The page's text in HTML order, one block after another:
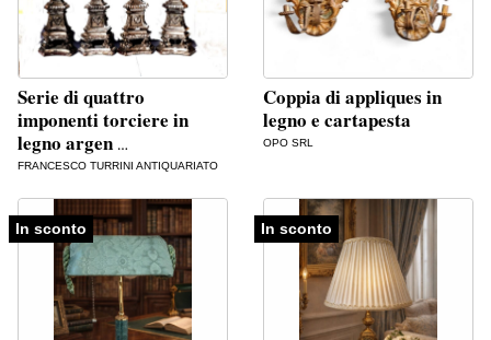
Serie di quattro
imponenti torciere in
legno argen …
FRANCESCO TURRINI ANTIQUARIATO
Coppia di appliques in
legno e cartapesta
OPO SRL
In sconto In sconto